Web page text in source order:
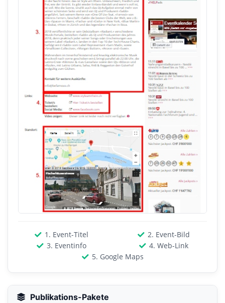
1. Event-Titel
2. Event-Bild
3. Eventinfo
4. Web-Link
5. Google Maps
Publikations-Pakete